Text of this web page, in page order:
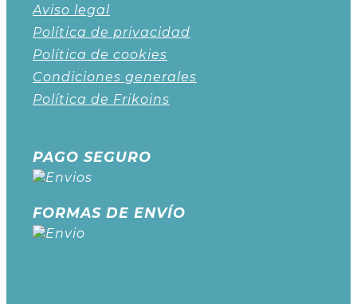
Aviso legal
Política de privacidad
Política de cookies
Condiciones generales
Política de Frikoins
PAGO SEGURO
FORMAS DE ENVÍO